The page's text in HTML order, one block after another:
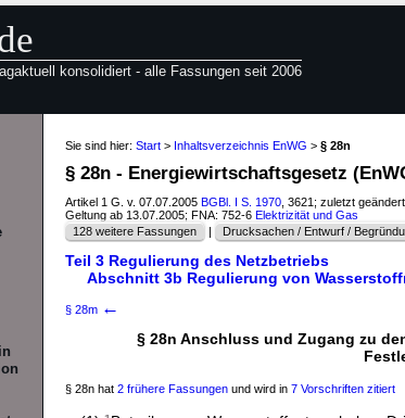
konsolidiert - alle Fassungen seit 2006
Sie sind hier: Start > Inhaltsverzeichnis EnWG > § 28n
§ 28n - Energiewirtschaftsgesetz
Artikel 1 G. v. 07.07.2005 BGBl. I S. 1970 , 3621; zuletzt
Geltung ab 13.07.2005; FNA: 752-6 Elektrizität und Gas
128 weitere Fassungen
| Drucksachen / Entwurf /
Teil 3 Regulierung des Netzbetriebs
Abschnitt 3b Regulierung von
§ 28m ←
§ 28n Anschluss und Zugang zu
§ 28n hat 2 frühere Fassungen und wird in 7 Vorschriften zitiert